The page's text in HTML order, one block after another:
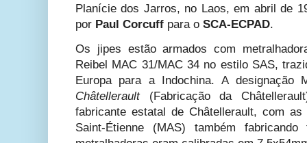
Planície dos Jarros, no Laos, em abril de
por Paul Corcuff para o SCA-ECPAD.
Os jipes estão armados com
Reibel MAC 31/MAC 34 no estilo SAS,
Europa para a Indochina.A designação
Châtellerault(Fabricação da
fabricante estatal de Châtellerault, com
Saint-Étienne (MAS) também